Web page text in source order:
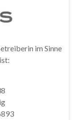
im Sinne